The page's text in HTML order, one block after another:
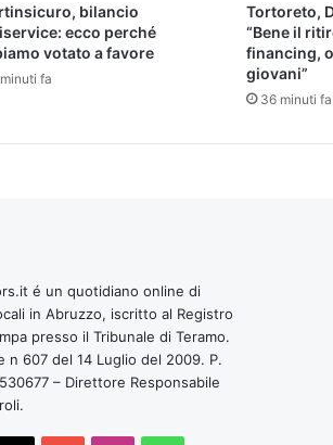
bilancio
ecco perché
votato a favore
fa
Tortoreto,
“Bene il
financing,
giovani”
36 minuti fa
é un quotidiano online di
in Abruzzo, iscritto al Registro
presso il Tribunale di Teramo.
n 607 del 14 Luglio del 2009. P.
– Direttore Responsabile